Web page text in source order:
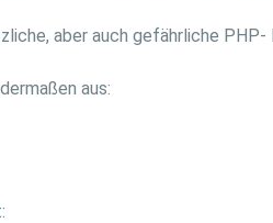
aber auch gefährliche
aus: